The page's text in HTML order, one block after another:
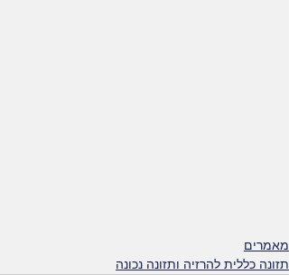
מאמרים
תזונה כללית להרזיה ותזונה נכונה